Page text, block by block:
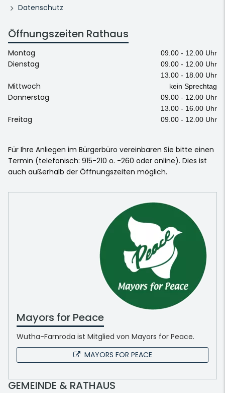
Datenschutz
Öffnungszeiten Rathaus
Montag 09.00 - 12.00 Uhr
Dienstag
09.00 - 12.00 Uhr
13.00 - 18.00 Uhr
Mittwoch kein Sprechtag
Donnerstag
09.00 - 12.00 Uhr
13.00 - 16.00 Uhr
Freitag 09.00 - 12.00 Uhr
Für Ihre Anliegen im Bürgerbüro vereinbaren Sie bitte einen
Termin (telefonisch: 915-210 o. -260 oder online). Dies ist
auch außerhalb der Öffnungszeiten möglich.
Mayors for Peace
Wutha-Farnroda ist Mitglied von Mayors for Peace.
MAYORS FOR PEACE
GEMEINDE & RATHAUS